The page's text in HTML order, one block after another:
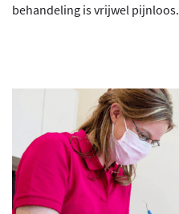
behandeling is vrijwel pijnloos.